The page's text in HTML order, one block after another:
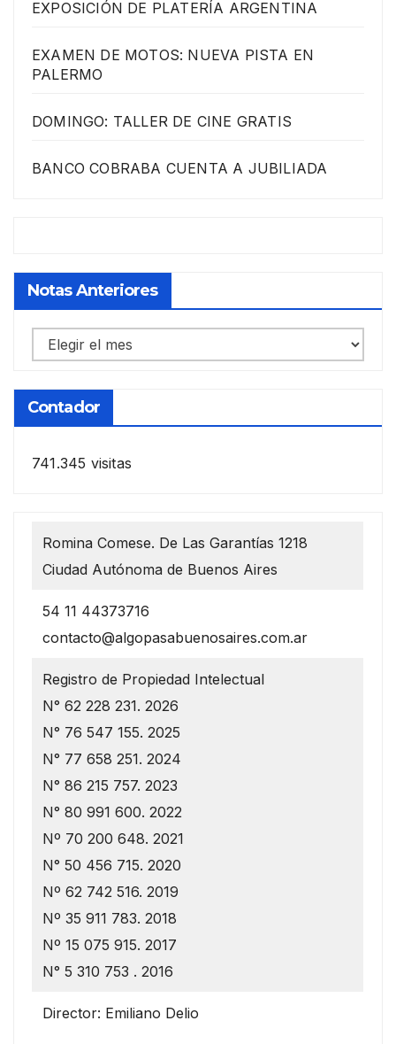
EXPOSICIÓN DE PLATERÍA ARGENTINA
EXAMEN DE MOTOS: NUEVA PISTA EN
PALERMO
DOMINGO: TALLER DE CINE GRATIS
BANCO COBRABA CUENTA A JUBILIADA
Notas Anteriores
Notas
anteriores
Contador
741.345 visitas
Romina Comese. De Las Garantías 1218
Ciudad Autónoma de Buenos Aires
54 11 44373716
contacto@algopasabuenosaires.com.ar
Registro de Propiedad Intelectual
N° 62 228 231. 2026
N° 76 547 155. 2025
N° 77 658 251. 2024
N° 86 215 757. 2023
N° 80 991 600. 2022
Nº 70 200 648. 2021
N° 50 456 715. 2020
Nº 62 742 516. 2019
Nº 35 911 783. 2018
Nº 15 075 915. 2017
N° 5 310 753 . 2016
Director: Emiliano Delio